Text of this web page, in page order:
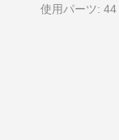
使用パーツ: 44